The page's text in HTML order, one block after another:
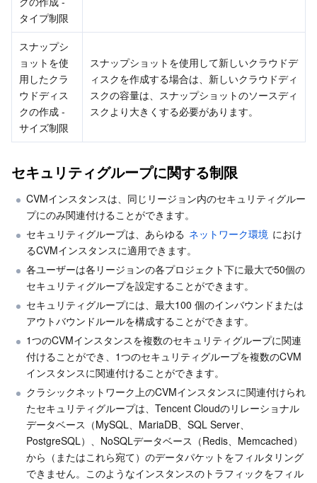
タイプ制限
スナップシ
ョットを使
用したクラ
ウドディス
クの作成 -
サイズ制限
スナップショットを使用して新しいクラウドデ
ィスクを作成する場合は、新しいクラウドディ
スクの容量は、スナップショットのソースディ
スクより大きくする必要があります。
セキュリティグループに関する制限
CVMインスタンスは、同じリージョン内のセキュリティグルー
プにのみ関連付けることができます。
セキュリティグループは、あらゆる ネットワーク環境 におけ
るCVMインスタンスに適用できます。
各ユーザーは各リージョンの各プロジェクト下に最大で50個の
セキュリティグループを設定することができます。
セキュリティグループには、最大100 個のインバウンドまたは
アウトバウンドルールを構成することができます。
1つのCVMインスタンスを複数のセキュリティグループに関連
付けることができ、1つのセキュリティグループを複数のCVM
インスタンスに関連付けることができます。
クラシックネットワーク上のCVMインスタンスに関連付けられ
たセキュリティグループは、Tencent Cloudのリレーショナル
データベース（MySQL、MariaDB、SQL Server、
PostgreSQL）、NoSQLデータベース（Redis、Memcached）
から（またはこれら宛て）のデータパケットをフィルタリング
できません。このようなインスタンスのトラフィックをフィル